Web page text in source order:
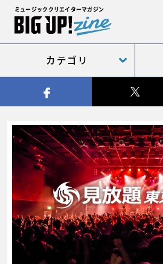
ミュージッククリエイターマガジン
カテゴリ